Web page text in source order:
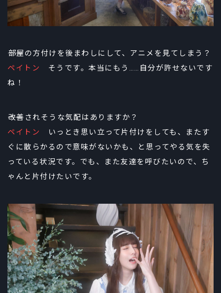
――部屋の方付けを後まわしにして、アニメを見てしまう？
ペイトン そうです。本当にもう……自分が許せないです
ね！
――改善されそうな気配はありますか？
ペイトン いっとき思い立って片付けをしても、またす
ぐに散らかるので意味がないかも、と思ってやる気を失
っている状況です。でも、また友達を呼びたいので、ち
ゃんと片付けたいです。